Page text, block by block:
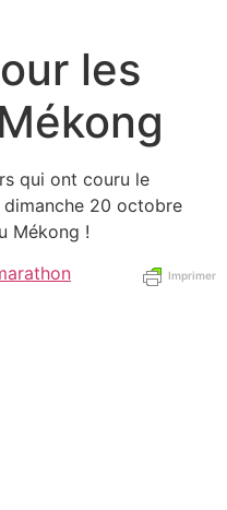
les
qui ont couru le
dimanche 20 octobre
Mékong !
Imprimer